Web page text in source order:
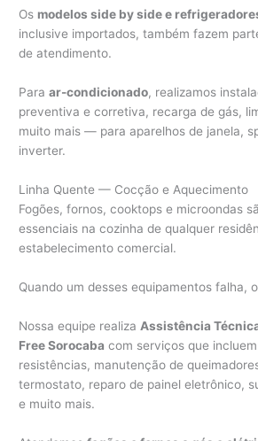
Os modelos side by side e
inclusive importados, também fazem
de atendimento.
Paraar-condicionado, realizamos
preventiva e corretiva, recarga de gás,
muito mais — para aparelhos de janela,
inverter.
Linha Quente — Cocção e Aquecimento
Fogões, fornos, cooktops e microondas
essenciais na cozinha de qualquer
estabelecimento comercial.
Quando um desses equipamentos falha,
Nossa equipe realiza Assistência
Free Sorocaba com serviços que
resistências, manutenção de
termostato, reparo de painel eletrônico,
e muito mais.